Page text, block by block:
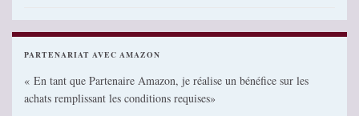
PARTENARIAT AVEC AMAZON
« En tant que Partenaire Amazon, je réalise un bénéfice sur les
achats remplissant les conditions requises»